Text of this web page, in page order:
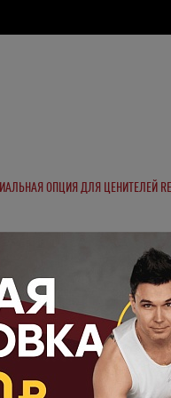
ОПЦИЯ ДЛЯ ЦЕНИТЕЛЕЙ
для ценителей
заняты? Не переживай, мы
ресепшен — администратор
в числе первых.